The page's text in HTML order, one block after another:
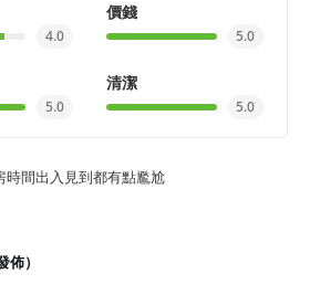
4.0
價錢
5.0
5.0
清潔
5.0
時間出入見到都有點尷尬
）